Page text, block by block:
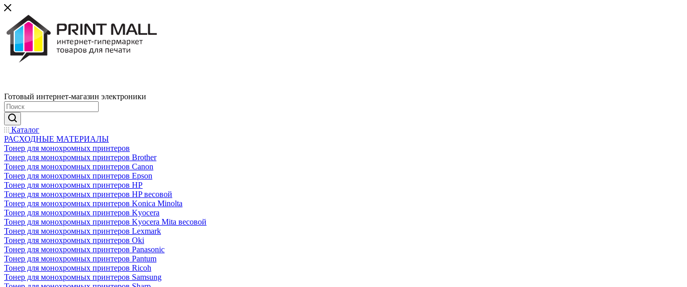
Готовый интернет-магазин электроники
Каталог
РАСХОДНЫЕ МАТЕРИАЛЫ
Тонер для монохромных принтеров
Тонер для монохромных принтеров Brother
Тонер для монохромных принтеров Canon
Тонер для монохромных принтеров Epson
Тонер для монохромных принтеров HP
Тонер для монохромных принтеров HP весовой
Тонер для монохромных принтеров Konica Minolta
Тонер для монохромных принтеров Kyocera
Тонер для монохромных принтеров Kyocera Mita весовой
Тонер для монохромных принтеров Lexmark
Тонер для монохромных принтеров Oki
Тонер для монохромных принтеров Panasonic
Тонер для монохромных принтеров Pantum
Тонер для монохромных принтеров Ricoh
Тонер для монохромных принтеров Samsung